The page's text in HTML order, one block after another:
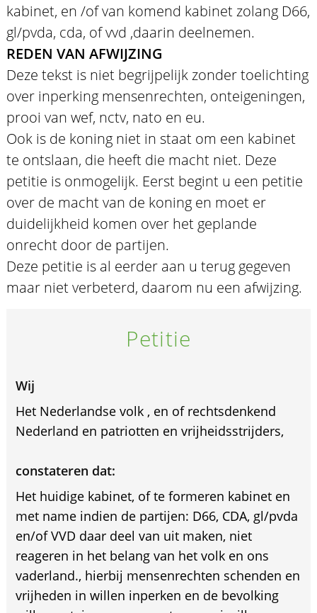
kabinet, en /of van komend kabinet zolang D66,
gl/pvda, cda, of vvd ,daarin deelnemen.
REDEN VAN AFWIJZING
Deze tekst is niet begrijpelijk zonder toelichting
over inperking mensenrechten, onteigeningen,
prooi van wef, nctv, nato en eu.
Ook is de koning niet in staat om een kabinet
te ontslaan, die heeft die macht niet. Deze
petitie is onmogelijk. Eerst begint u een petitie
over de macht van de koning en moet er
duidelijkheid komen over het geplande
onrecht door de partijen.
Deze petitie is al eerder aan u terug gegeven
maar niet verbeterd, daarom nu een afwijzing.
Petitie
Wij
Het Nederlandse volk , en of rechtsdenkend
Nederland en patriotten en vrijheidsstrijders,
constateren dat:
Het huidige kabinet, of te formeren kabinet en
met name indien de partijen: D66, CDA, gl/pvda
en/of VVD daar deel van uit maken, niet
reageren in het belang van het volk en ons
vaderland., hierbij mensenrechten schenden en
vrijheden in willen inperken en de bevolking